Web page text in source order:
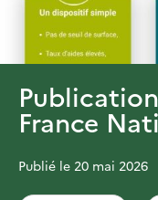
France
Publié le 20 mai 2026